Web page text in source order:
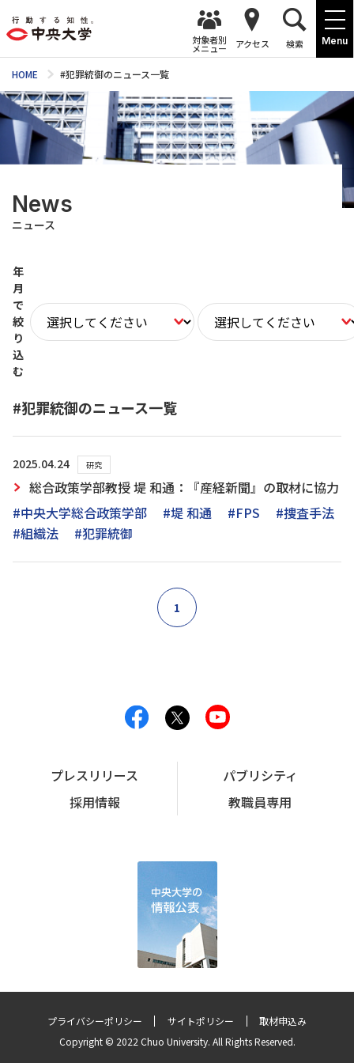
Menu
対象者別
メニュー アクセス 検索
HOME #犯罪統御のニュース一覧
News
ニュース
年
月
で
絞
り
込
む
#犯罪統御のニュース一覧
2025.04.24 研究
総合政策学部教授 堤 和通：『産経新聞』の取材に協力
#中央大学総合政策学部
#堤 和通 #FPS
#捜査手法
#組織法
#犯罪統御
1
プレスリリース
パブリシティ
採用情報
教職員専用
プライバシーポリシー サイトポリシー
取材申込み
Copyright © 2022 Chuo University. All Rights Reserved.